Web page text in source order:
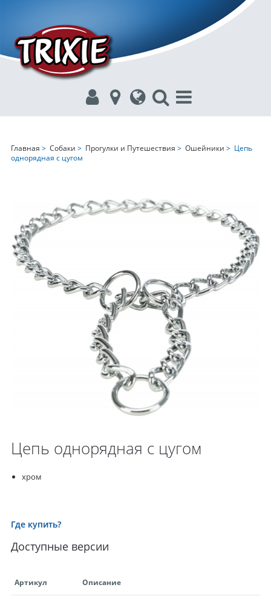
Главная > Собаки > Прогулки и Путешествия > Ошейники > Цепь
однорядная с цугом
Цепь однорядная с цугом
хром
Где купить?
Доступные версии
Артикул Описание